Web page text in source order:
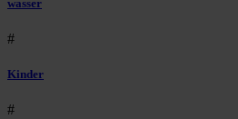
wasser
#
Kinder
#